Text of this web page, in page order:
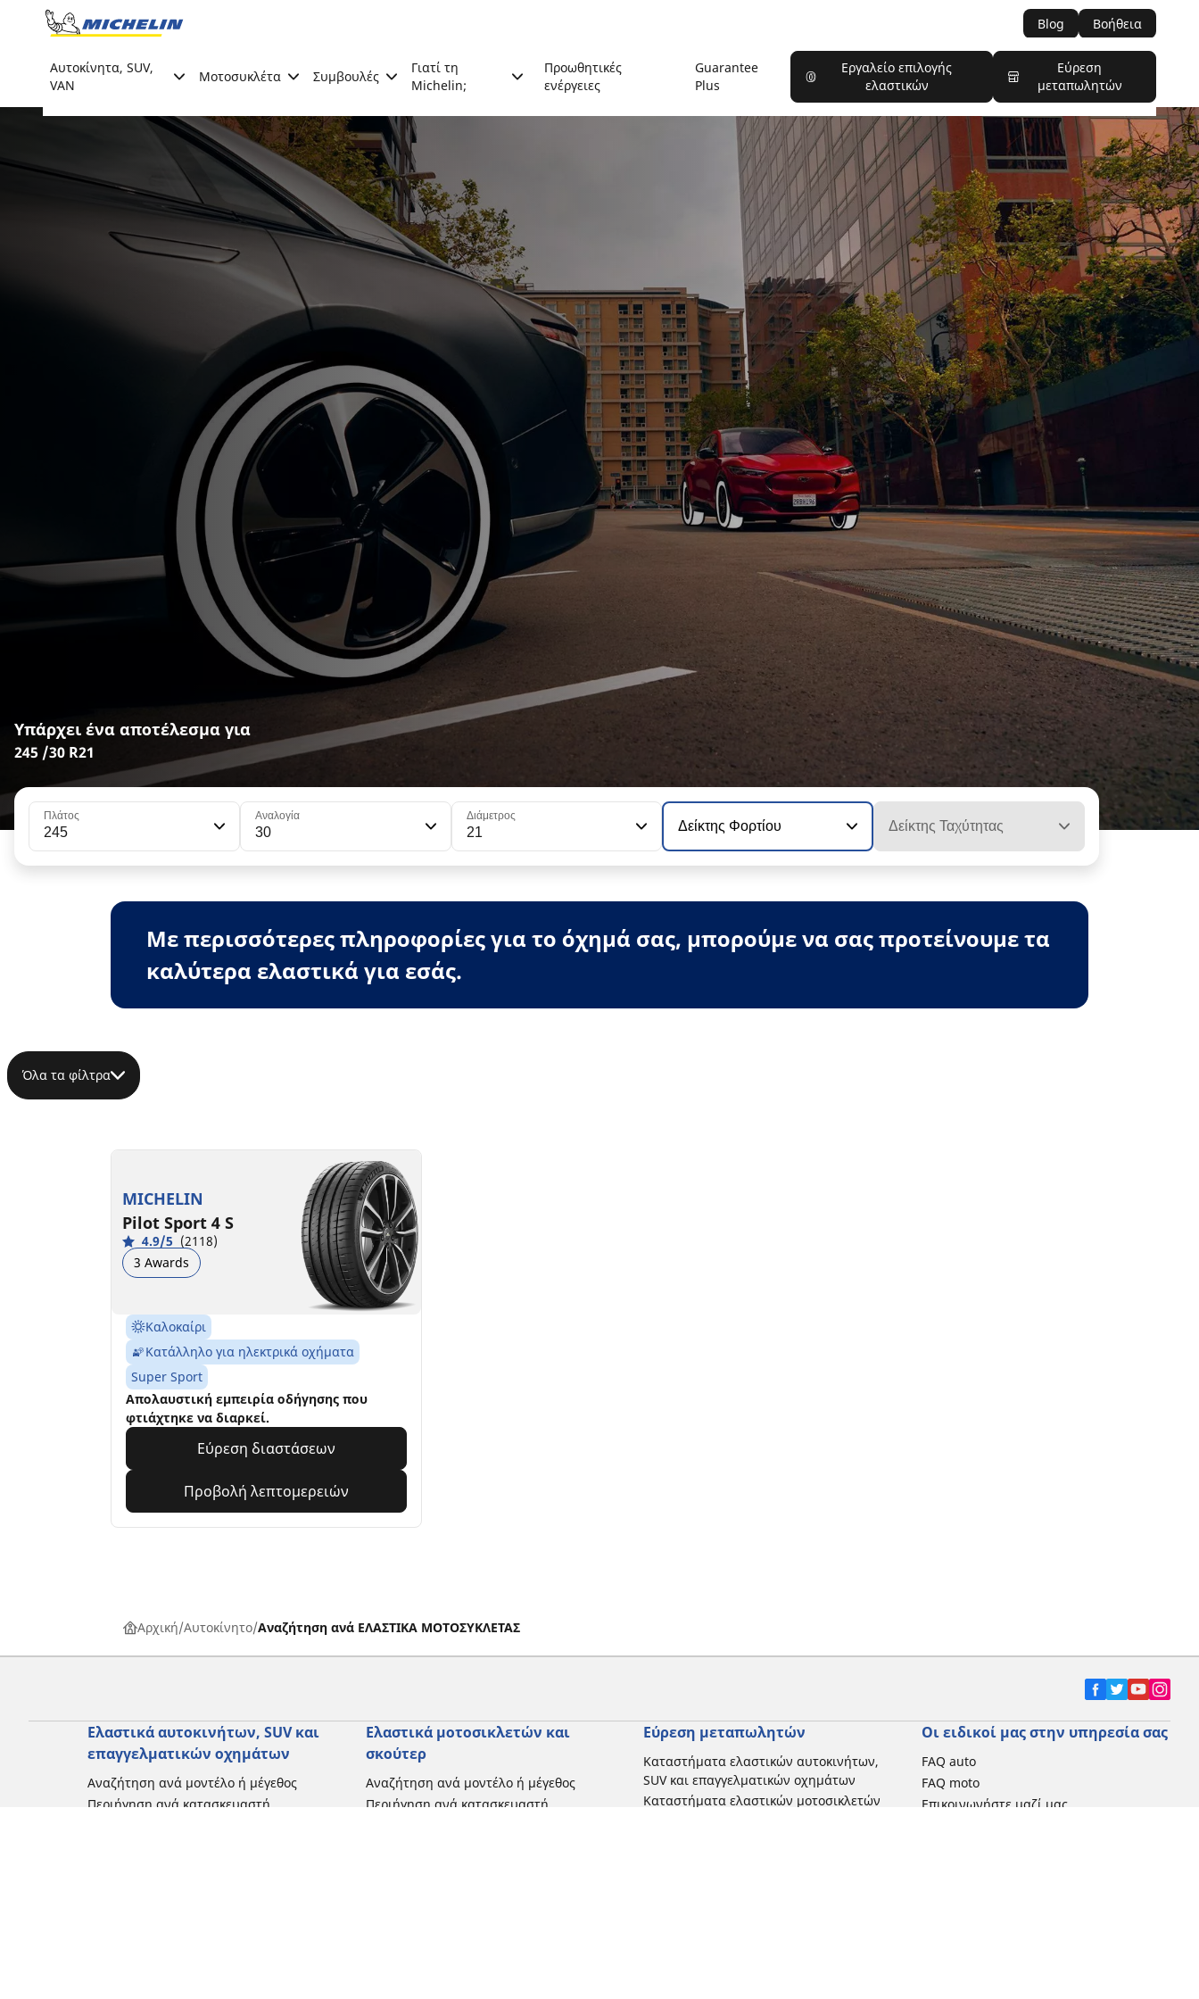
Go to page content
Blog Βοήθεια
Αυτοκίνητα, SUV,
VAN
Μοτοσυκλέτα Συμβουλές
Γιατί τη
Michelin;
Προωθητικές
ενέργειες
Guarantee
Plus
Εργαλείο επιλογής
ελαστικών
Εύρεση
μεταπωλητών
Υπάρχει ένα αποτέλεσμα για
245 /30 R21
Πλάτος
245
Αναλογία
30
Διάμετρος
21 Δείκτης Φορτίου Δείκτης Ταχύτητας
Με περισσότερες πληροφορίες για το όχημά σας, μπορούμε να σας προτείνουμε τα
καλύτερα ελαστικά για εσάς.
Όλα τα φίλτρα
MICHELIN
Pilot Sport 4 S
4.9/5 (2118)
3 Awards
Καλοκαίρι
Κατάλληλο για ηλεκτρικά οχήματα
Super Sport
Απολαυστική εμπειρία οδήγησης που
φτιάχτηκε να διαρκεί.
Εύρεση διαστάσεων
Προβολή λεπτομερειών
Αρχική Αυτοκίνητο Αναζήτηση ανά ΕΛΑΣΤΙΚΑ ΜΟΤΟΣΥΚΛΕΤΑΣ
Ελαστικά αυτοκινήτων, SUV και
επαγγελματικών οχημάτων
Αναζήτηση ανά μοντέλο ή μέγεθος
Περιήγηση ανά κατασκευαστή
Ελαστικά μοτοσικλετών και
σκούτερ
Αναζήτηση ανά μοντέλο ή μέγεθος
Περιήγηση ανά κατασκευαστή
Εύρεση μεταπωλητών
Καταστήματα ελαστικών αυτοκινήτων,
SUV και επαγγελματικών οχημάτων
Καταστήματα ελαστικών μοτοσικλετών
Οι ειδικοί μας στην υπηρεσία σας
FAQ auto
FAQ moto
Επικοινωνήστε μαζί μας